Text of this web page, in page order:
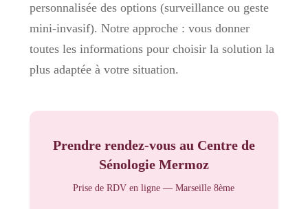
personnalisée des options (surveillance ou geste
mini-invasif). Notre approche : vous donner
toutes les informations pour choisir la solution la
plus adaptée à votre situation.
Prendre rendez-vous au Centre de
Sénologie Mermoz
Prise de RDV en ligne — Marseille 8ème